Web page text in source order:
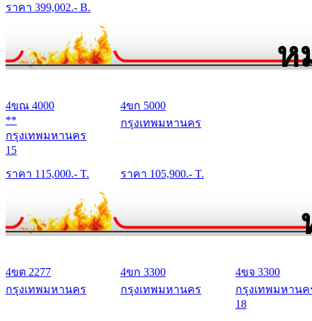
ราคา 399,002.- B.
ห
4ขณ 4000
**
กรุงเทพมหานคร
15
ราคา 115,000.- T.
4ขก 5000
กรุงเทพมหานคร
ราคา 105,900.- T.
4ขต 2277
กรุงเทพมหานคร
4ขก 3300
กรุงเทพมหานคร
4ขจ 3300
กรุงเทพมหานค
18